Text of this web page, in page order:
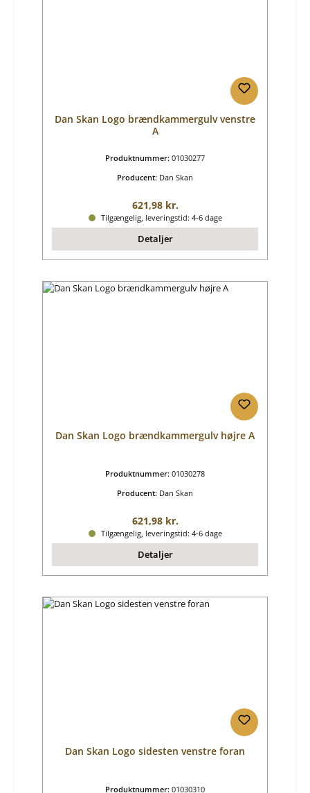
Dan Skan Logo brændkammergulv venstre
A
Produktnummer: 01030277
Producent: Dan Skan
Almindelig pris:
621,98 kr.
Tilgængelig, leveringstid: 4-6 dage
Detaljer
Dan Skan Logo brændkammergulv højre A
Produktnummer: 01030278
Producent: Dan Skan
Almindelig pris:
621,98 kr.
Tilgængelig, leveringstid: 4-6 dage
Detaljer
Dan Skan Logo sidesten venstre foran
Produktnummer: 01030310